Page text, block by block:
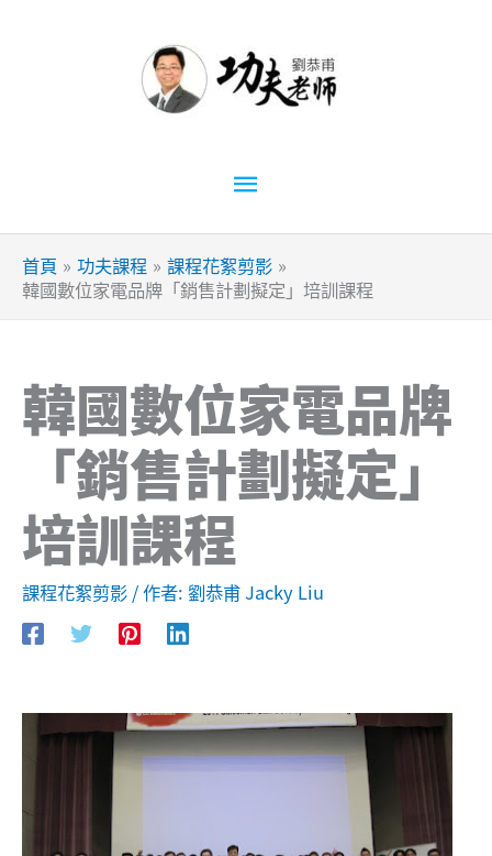
主
要
選
首頁 功夫課程
課程花絮剪影
韓國數位家電品牌「銷售計劃擬定」培訓課程
韓國數位家電品牌
「銷售計劃擬定」
培訓課程
課程花絮剪影 / 作者: 劉恭甫 Jacky Liu